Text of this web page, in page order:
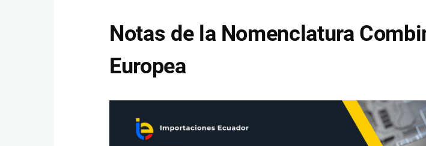
Notas de la Nomenclatura
Europea